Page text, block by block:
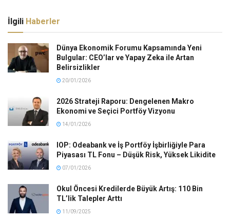
İlgili Haberler
Dünya Ekonomik Forumu Kapsamında Yeni
Bulgular: CEO’lar ve Yapay Zeka ile Artan
Belirsizlikler
20/01/2026
2026 Strateji Raporu: Dengelenen Makro
Ekonomi ve Seçici Portföy Vizyonu
14/01/2026
IOP: Odeabank ve İş Portföy İşbirliğiyle Para
Piyasası TL Fonu – Düşük Risk, Yüksek Likidite
07/01/2026
Okul Öncesi Kredilerde Büyük Artış: 110 Bin
TL’lik Talepler Arttı
11/09/2025